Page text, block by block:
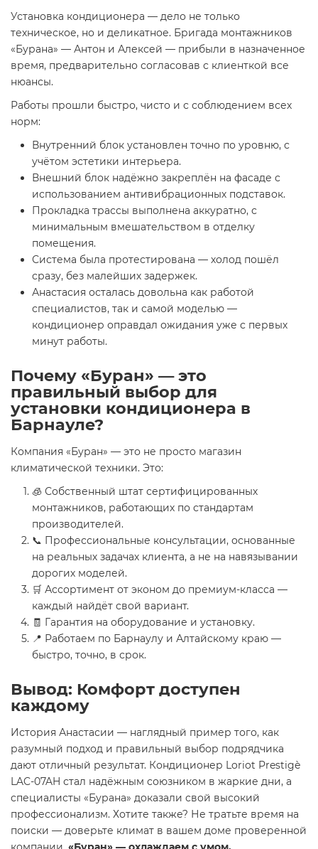
Установка кондиционера — дело не только
техническое, но и деликатное. Бригада монтажников
«Бурана» — Антон и Алексей — прибыли в назначенное
время, предварительно согласовав с клиенткой все
нюансы.
Работы прошли быстро, чисто и с соблюдением всех
норм:
Внутренний блок установлен точно по уровню, с
учётом эстетики интерьера.
Внешний блок надёжно закреплён на фасаде с
использованием антивибрационных подставок.
Прокладка трассы выполнена аккуратно, с
минимальным вмешательством в отделку
помещения.
Система была протестирована — холод пошёл
сразу, без малейших задержек.
Анастасия осталась довольна как работой
специалистов, так и самой моделью —
кондиционер оправдал ожидания уже с первых
минут работы.
Почему «Буран» — это
правильный выбор для
установки кондиционера в
Барнауле?
Компания «Буран» — это не просто магазин
климатической техники. Это:
🧊 Собственный штат сертифицированных
монтажников, работающих по стандартам
производителей.
📞 Профессиональные консультации, основанные
на реальных задачах клиента, а не на навязывании
дорогих моделей.
🛒 Ассортимент от эконом до премиум-класса —
каждый найдёт свой вариант.
🧾 Гарантия на оборудование и установку.
📍 Работаем по Барнаулу и Алтайскому краю —
быстро, точно, в срок.
Вывод: Комфорт доступен
каждому
История Анастасии — наглядный пример того, как
разумный подход и правильный выбор подрядчика
дают отличный результат. Кондиционер Loriot Prestigè
LAC-07AH стал надёжным союзником в жаркие дни, а
специалисты «Бурана» доказали свой высокий
профессионализм. Хотите также? Не тратьте время на
поиски — доверьте климат в вашем доме проверенной